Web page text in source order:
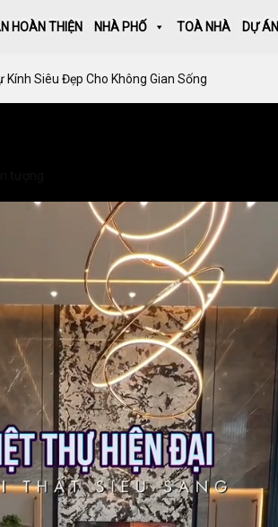
HOÀN THIỆN NHÀ PHỐ TOÀ NHÀ DỰ ÁN
Siêu Đẹp Cho Không Gian Sống